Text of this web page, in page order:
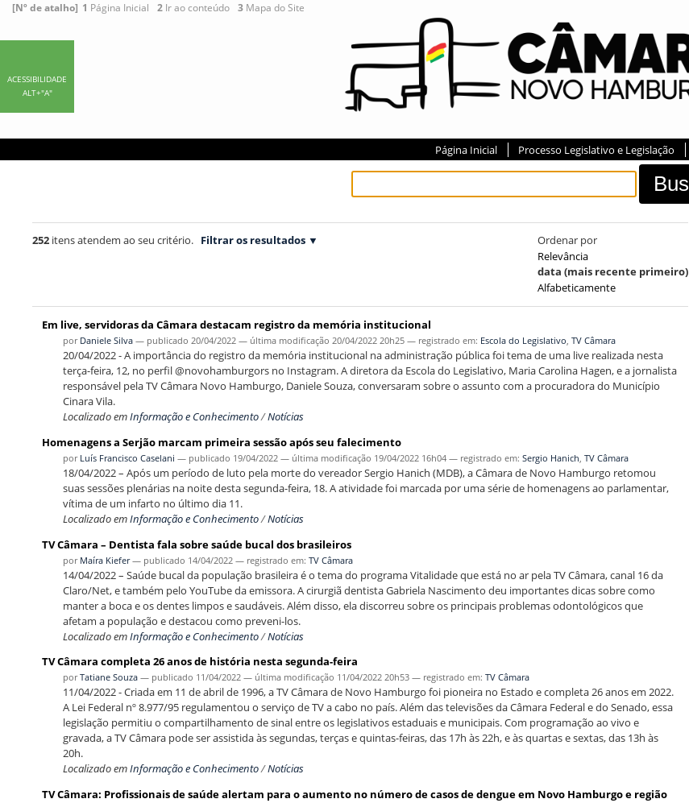
[Nº de atalho] 1 Página Inicial 2 Ir ao conteúdo 3 Mapa do Site
ACESSIBILIDADE
ALT+"A"
Página Inicial Processo Legislativo e Legislação
252itens atendem ao seu critério. Filtrar os resultados
Ordenar por
Relevância
data (mais recente primeiro)
Alfabeticamente
Em live, servidoras da Câmara destacam registro da memória institucional
por Daniele Silva — publicado 20/04/2022 — última modificação 20/04/2022 20h25 — registrado em: Escola do Legislativo, TV Câmara
20/04/2022 - A importância do registro da memória institucional na administração pública foi tema de uma live realizada nesta
terça-feira, 12, no perfil @novohamburgors no Instagram. A diretora da Escola do Legislativo, Maria Carolina Hagen, e a jornalista
responsável pela TV Câmara Novo Hamburgo, Daniele Souza, conversaram sobre o assunto com a procuradora do Município
Cinara Vila.
Localizado emInformação e Conhecimento/Notícias
Homenagens a Serjão marcam primeira sessão após seu falecimento
por Luís Francisco Caselani — publicado 19/04/2022 — última modificação 19/04/2022 16h04 — registrado em: Sergio Hanich TV Câmara
18/04/2022 – Após um período de luto pela morte do vereador Sergio Hanich (MDB), a Câmara de Novo Hamburgo retomou
suas sessões plenárias na noite desta segunda-feira, 18. A atividade foi marcada por uma série de homenagens ao parlamentar,
vítima de um infarto no último dia 11.
Localizado emInformação e Conhecimento/Notícias
TV Câmara – Dentista fala sobre saúde bucal dos brasileiros
por Maíra Kiefer — publicado 14/04/2022 — registrado em: TV Câmara
14/04/2022 – Saúde bucal da população brasileira é o tema do programa Vitalidade que está no ar pela TV Câmara, canal 16 da
Claro/Net, e também pelo YouTube da emissora. A cirurgiã dentista Gabriela Nascimento deu importantes dicas sobre como
manter a boca e os dentes limpos e saudáveis. Além disso, ela discorreu sobre os principais problemas odontológicos que
afetam a população e destacou como preveni-los.
Localizado emInformação e Conhecimento/Notícias
TV Câmara completa 26 anos de história nesta segunda-feira
porTatiane Souza — publicado 11/04/2022 — última modificação 11/04/2022 20h53 — registrado em: TV Câmara
11/04/2022 - Criada em 11 de abril de 1996, a TV Câmara de Novo Hamburgo foi pioneira no Estado e completa 26 anos em 2022.
A Lei Federal nº 8.977/95 regulamentou o serviço de TV a cabo no país. Além das televisões da Câmara Federal e do Senado, essa
legislação permitiu o compartilhamento de sinal entre os legislativos estaduais e municipais. Com programação ao vivo e
gravada, a TV Câmara pode ser assistida às segundas, terças e quintas-feiras, das 17h às 22h, e às quartas e sextas, das 13h às
20h.
Localizado emInformação e Conhecimento/Notícias
TV Câmara: Profissionais de saúde alertam para o aumento no número de casos de dengue em Novo Hamburgo e região